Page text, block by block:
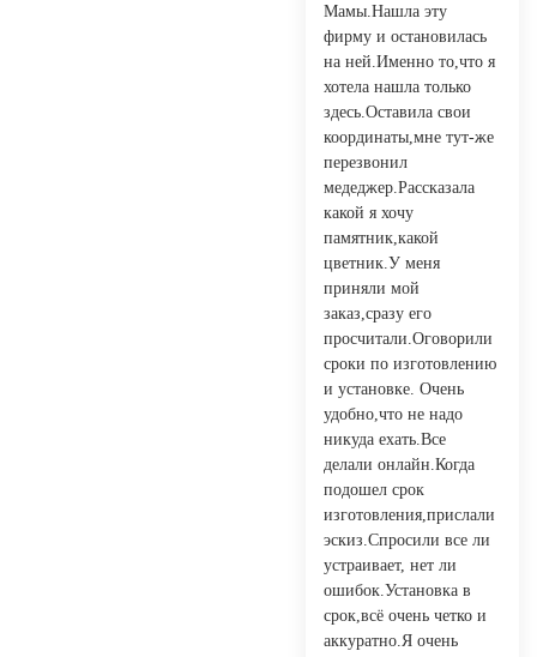
Мамы.Нашла эту
фирму и остановилась
на ней.Именно то,что я
хотела нашла только
здесь.Оставила свои
координаты,мне тут-же
перезвонил
медеджер.Рассказала
какой я хочу
памятник,какой
цветник.У меня
приняли мой
заказ,сразу его
просчитали.Оговорили
сроки по изготовлению
и установке. Очень
удобно,что не надо
никуда ехать.Все
делали онлайн.Когда
подошел срок
изготовления,прислали
эскиз.Спросили все ли
устраивает, нет ли
ошибок.Установка в
срок,всё очень четко и
аккуратно.Я очень